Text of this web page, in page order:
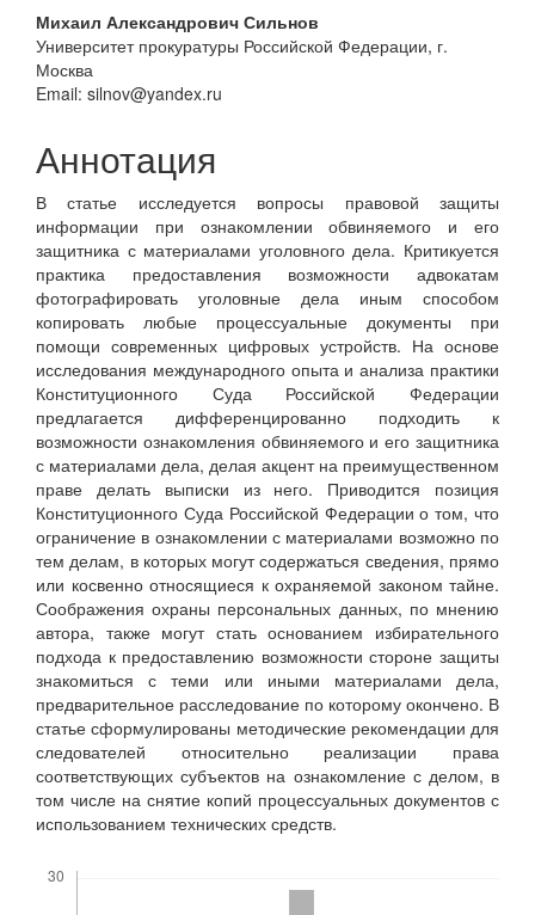
Основное
содержание
статьи
Михаил Александрович Сильнов
Университет прокуратуры Российской Федерации, г.
Москва
Email: silnov@yandex.ru
Аннотация
В статье исследуется вопросы правовой защиты
информации при ознакомлении обвиняемого и его
защитника с материалами уголовного дела. Критикуется
практика предоставления возможности адвокатам
фотографировать уголовные дела иным способом
копировать любые процессуальные документы при
помощи современных цифровых устройств. На основе
исследования международного опыта и анализа практики
Конституционного Суда Российской Федерации
предлагается дифференцированно подходить к
возможности ознакомления обвиняемого и его защитника
с материалами дела, делая акцент на преимущественном
праве делать выписки из него. Приводится позиция
Конституционного Суда Российской Федерации о том, что
ограничение в ознакомлении с материалами возможно по
тем делам, в которых могут содержаться сведения, прямо
или косвенно относящиеся к охраняемой законом тайне.
Соображения охраны персональных данных, по мнению
автора, также могут стать основанием избирательного
подхода к предоставлению возможности стороне защиты
знакомиться с теми или иными материалами дела,
предварительное расследование по которому окончено. В
статье сформулированы методические рекомендации для
следователей относительно реализации права
соответствующих субъектов на ознакомление с делом, в
том числе на снятие копий процессуальных документов с
использованием технических средств.